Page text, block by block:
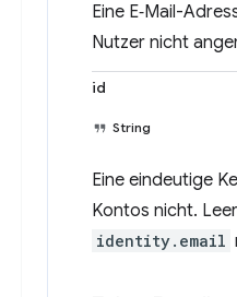
Eine E‑Mail-
Nutzer nicht
id
String
Eine eindeutige
Kontos nicht.
identity.email